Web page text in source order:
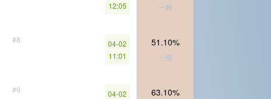
12:05
一般
#8
04-02
11:01
51.10%
一般
#9
04-02
63.10%